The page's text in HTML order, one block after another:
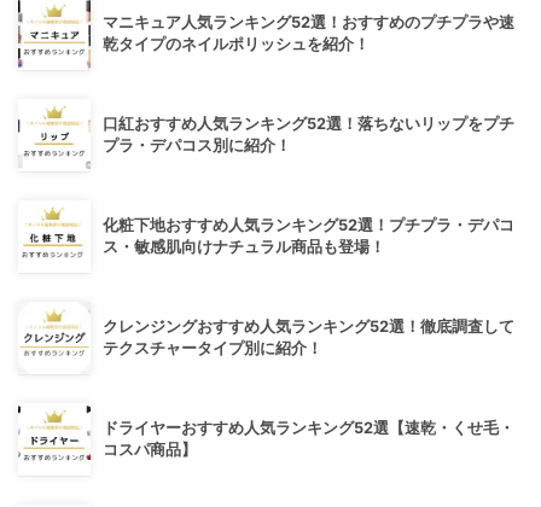
マニキュア人気ランキング52選！おすすめのプチプラや速
乾タイプのネイルポリッシュを紹介！
口紅おすすめ人気ランキング52選！落ちないリップをプチ
プラ・デパコス別に紹介！
化粧下地おすすめ人気ランキング52選！プチプラ・デパコ
ス・敏感肌向けナチュラル商品も登場！
クレンジングおすすめ人気ランキング52選！徹底調査して
テクスチャータイプ別に紹介！
ドライヤーおすすめ人気ランキング52選【速乾・くせ毛・
コスパ商品】